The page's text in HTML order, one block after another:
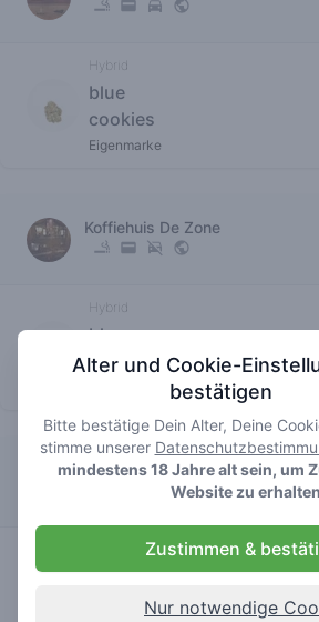
Hybrid
blue
cookies
Eigenmarke
Koffiehuis De Zone
Hybrid
blue
cookies
Barbershop
blue
cookies
Alter und Cookie-
bestätigen
Bitte bestätige Dein Alter, Deine
stimme unserer
mindestens 18 Jahre alt sein, um
Website zu
Zustimmen &
Nur notwendige